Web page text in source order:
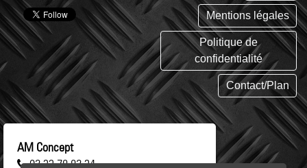
AM Concept
02 33 78 82 34
Mentions légales
Politique de
confidentialité
Contact/Plan